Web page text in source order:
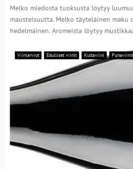
Melko miedosta tuoksusta löytyy
mausteisuutta. Melko täyteläinen maku
hedelmäinen. Aromeista löytyy
Viiniarviot Edulliset viinit Kultaviini Punaviinit